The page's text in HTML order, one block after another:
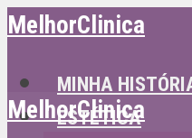
MelhorClinica
MINHA
ESTÉTICA
MelhorClinica